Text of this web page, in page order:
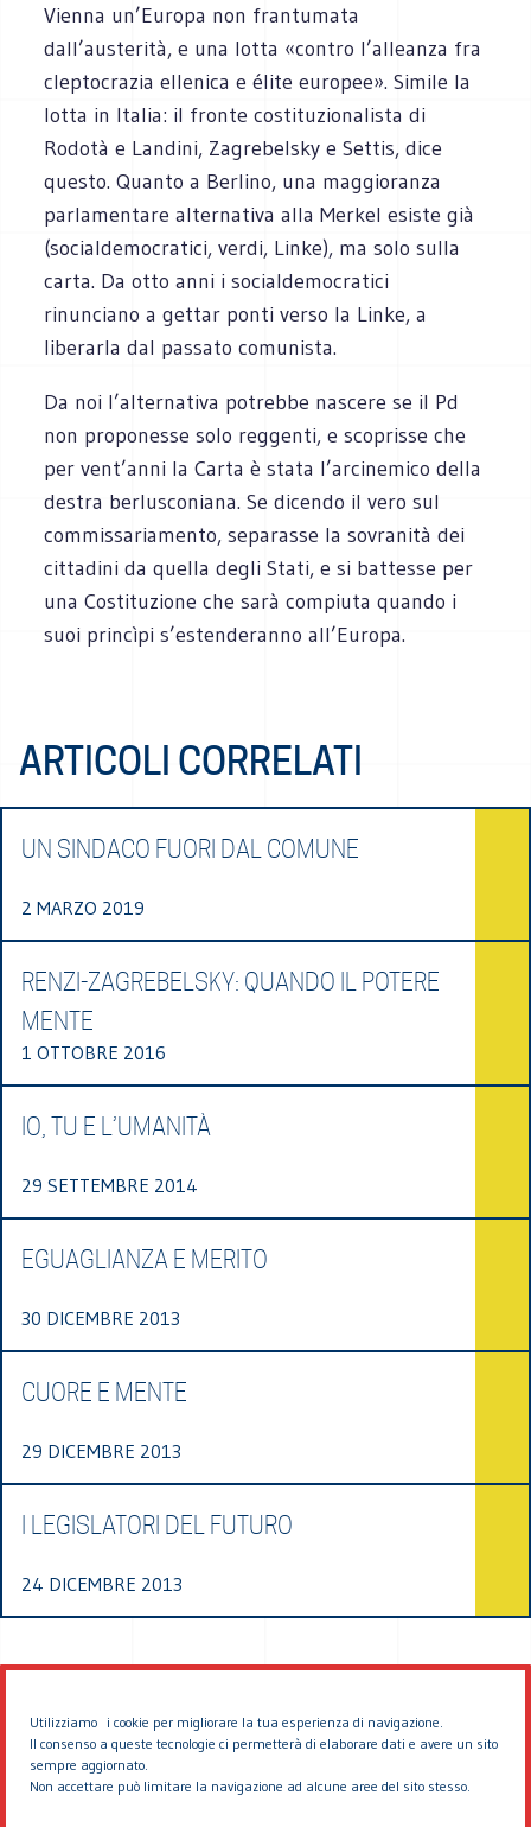
Utilizziamo i cookie per migliorare la tua esperienza di navigazione.
Il consenso a queste tecnologie ci permetterà di elaborare dati e avere un sito
sempre aggiornato.
Non accettare può limitare la navigazione ad alcune aree del sito stesso.
Vienna un’Europa non frantumata
dall’austerità, e una lotta «contro l’alleanza fra
cleptocrazia ellenica e élite europee». Simile la
lotta in Italia: il fronte costituzionalista di
Rodotà e Landini, Zagrebelsky e Settis, dice
questo. Quanto a Berlino, una maggioranza
parlamentare alternativa alla Merkel esiste già
(socialdemocratici, verdi, Linke), ma solo sulla
carta. Da otto anni i socialdemocratici
rinunciano a gettar ponti verso la Linke, a
liberarla dal passato comunista.
Da noi l’alternativa potrebbe nascere se il Pd
non proponesse solo reggenti, e scoprisse che
per vent’anni la Carta è stata l’arcinemico della
destra berlusconiana. Se dicendo il vero sul
commissariamento, separasse la sovranità dei
cittadini da quella degli Stati, e si battesse per
una Costituzione che sarà compiuta quando i
suoi princìpi s’estenderanno all’Europa.
ARTICOLI CORRELATI
UN SINDACO FUORI DAL COMUNE
2 MARZO 2019
RENZI-ZAGREBELSKY: QUANDO IL POTERE
MENTE
1 OTTOBRE 2016
IO, TU E L’UMANITÀ
29 SETTEMBRE 2014
EGUAGLIANZA E MERITO
30 DICEMBRE 2013
CUORE E MENTE
29 DICEMBRE 2013
I LEGISLATORI DEL FUTURO
24 DICEMBRE 2013